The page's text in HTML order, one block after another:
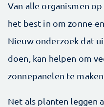
Van alle organismen
het best in om zonne-
Nieuw onderzoek dat
doen, kan helpen om
zonnepanelen te
Net als planten leggen